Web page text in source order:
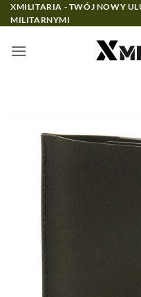
Przewiń
do
XMILITARIA - TWÓJ NOWY
MILITARNYMI